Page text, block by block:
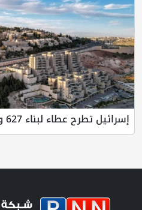
إسرائيل تطرح عطاء لبناء 627 وحدة استيطان...